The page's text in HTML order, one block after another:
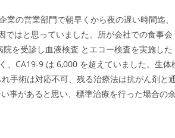
の営業部門で朝早くから夜の遅い時間迄、
はと思っていました。所が会社での食事会
を受診し血液検査 とエコー検査を実施した
、CA19-9 は 6,000 を超えていました。生体
手術は対応不可、残る治療法は抗がん剤と通
事があると思い、標準治療を行った場合の余